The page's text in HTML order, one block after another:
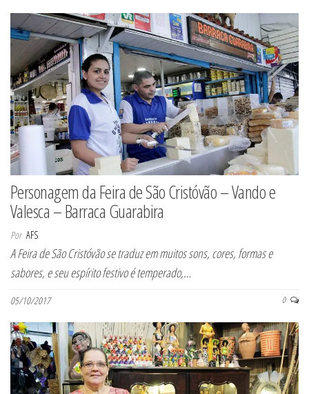
Personagem da Feira de São Cristóvão – Vando e
Valesca – Barraca Guarabira
Por AFS
A Feira de São Cristóvão se traduz em muitos sons, cores, formas e
sabores, e seu espírito festivo é temperado,…
05/10/2017 0